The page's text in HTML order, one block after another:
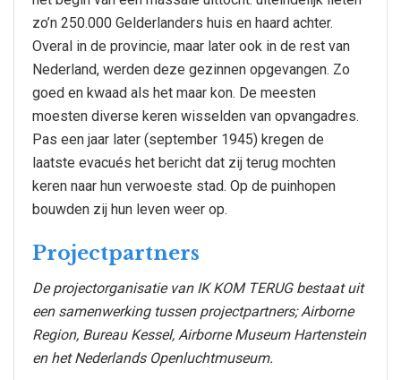
zo’n 250.000 Gelderlanders huis en haard achter.
Overal in de provincie, maar later ook in de rest van
Nederland, werden deze gezinnen opgevangen. Zo
goed en kwaad als het maar kon. De meesten
moesten diverse keren wisselden van opvangadres.
Pas een jaar later (september 1945) kregen de
laatste evacués het bericht dat zij terug mochten
keren naar hun verwoeste stad. Op de puinhopen
bouwden zij hun leven weer op.
Projectpartners
De projectorganisatie van IK KOM TERUG bestaat uit
een samenwerking tussen projectpartners; Airborne
Region, Bureau Kessel, Airborne Museum Hartenstein
en het Nederlands Openluchtmuseum.